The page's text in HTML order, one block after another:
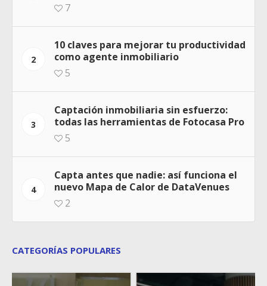
7
2
10 claves para mejorar tu productividad
como agente inmobiliario
5
3
Captación inmobiliaria sin esfuerzo:
todas las herramientas de Fotocasa Pro
5
4
Capta antes que nadie: así funciona el
nuevo Mapa de Calor de DataVenues
2
CATEGORÍAS POPULARES